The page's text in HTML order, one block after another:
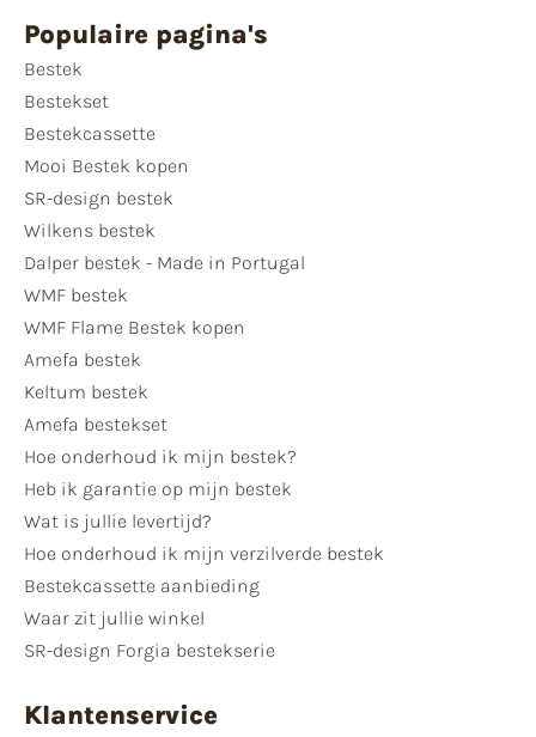
Populaire pagina's
Bestek
Bestekset
Bestekcassette
Mooi Bestek kopen
SR-design bestek
Wilkens bestek
Dalper bestek - Made in Portugal
WMF bestek
WMF Flame Bestek kopen
Amefa bestek
Keltum bestek
Amefa bestekset
Hoe onderhoud ik mijn bestek?
Heb ik garantie op mijn bestek
Wat is jullie levertijd?
Hoe onderhoud ik mijn verzilverde bestek
Bestekcassette aanbieding
Waar zit jullie winkel
SR-design Forgia bestekserie
Klantenservice